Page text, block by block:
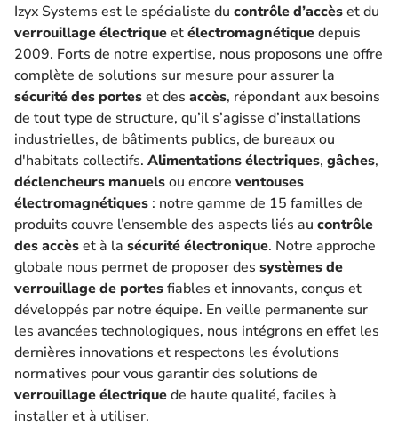
Izyx Systems est le spécialiste du contrôle d’accèset du
verrouillage électriqueetélectromagnétiquedepuis
2009. Forts de notre expertise, nous proposons une offre
complète de solutions sur mesure pour assurer la
sécurité des porteset des accès, répondant aux besoins
de tout type de structure, qu’il s’agisse d’installations
industrielles, de bâtiments publics, de bureaux ou
d'habitats collectifs. Alimentations électriques, gâches,
déclencheurs manuelsou encore ventouses
électromagnétiques : notre gamme de 15 familles de
produits couvre l’ensemble des aspects liés au contrôle
des accèset à la sécurité électronique. Notre approche
globale nous permet de proposer des systèmes de
verrouillage de portesfiables et innovants, conçus et
développés par notre équipe. En veille permanente sur
les avancées technologiques, nous intégrons en effet les
dernières innovations et respectons les évolutions
normatives pour vous garantir des solutions de
verrouillage électriquede haute qualité, faciles à
installer et à utiliser.